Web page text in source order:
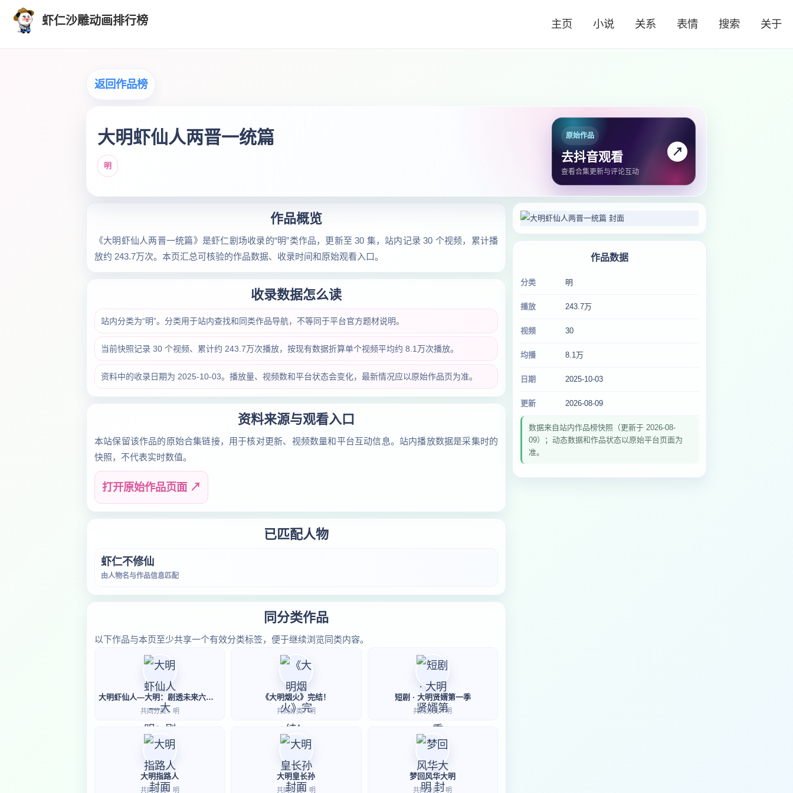
虾仁沙雕动画排行榜 主页 小说 关系 表情 搜索 关于
返回作品榜
大明虾仙人两晋一统篇
明
原始作品
去抖音观看
查看合集更新与评论互动
↗
作品概览
《大明虾仙人两晋一统篇》是虾仁剧场收录的“明”类作品，更新至 30 集，站内记录 30 个视频，累计播
放约 243.7万次。本页汇总可核验的作品数据、收录时间和原始观看入口。
收录数据怎么读
站内分类为“明”。分类用于站内查找和同类作品导航，不等同于平台官方题材说明。
当前快照记录 30 个视频、累计约 243.7万次播放，按现有数据折算单个视频平均约 8.1万次播放。
资料中的收录日期为 2025-10-03。播放量、视频数和平台状态会变化，最新情况应以原始作品页为准。
资料来源与观看入口
本站保留该作品的原始合集链接，用于核对更新、视频数量和平台互动信息。站内播放数据是采集时的
快照，不代表实时数值。
打开原始作品页面 ↗
已匹配人物
虾仁不修仙
由人物名与作品信息匹配
同分类作品
以下作品与本页至少共享一个有效分类标签，便于继续浏览同类内容。
大明虾仙人—大明：剧透未来六百年老朱麻了
共同分类：明
《大明烟火》完结！
共同分类：明
短剧 · 大明贤婿第一季
共同分类：明
大明指路人
共同分类：明
大明皇长孙
共同分类：明
梦回风华大明
共同分类：明
作品数据
分类 明
播放 243.7万
视频 30
均播 8.1万
日期 2025-10-03
更新 2026-08-09
数据来自站内作品榜快照（更新于 2026-08-
09）；动态数据和作品状态以原始平台页面为
准。